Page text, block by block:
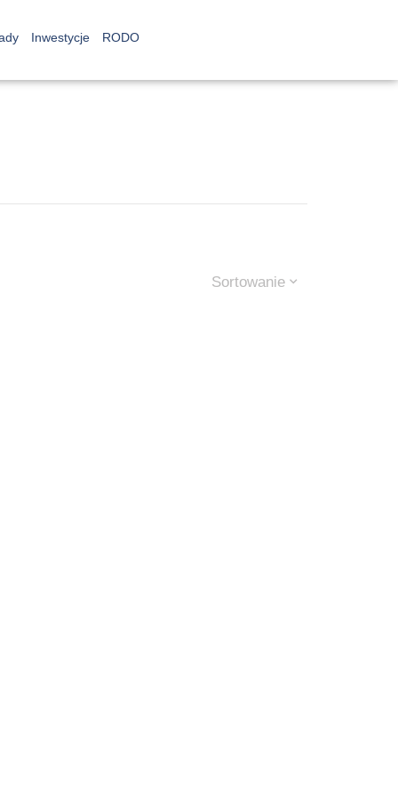
Inwestycje RODO
Sortowanie